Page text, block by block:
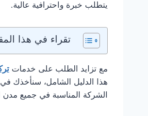
يتطلب خبرة واحترافية عالية.
تقراء في هذا
مع تزايد الطلب على خدمات
هذا الدليل الشامل، سنأخذك في
الشركة المناسبة في جميع مدن